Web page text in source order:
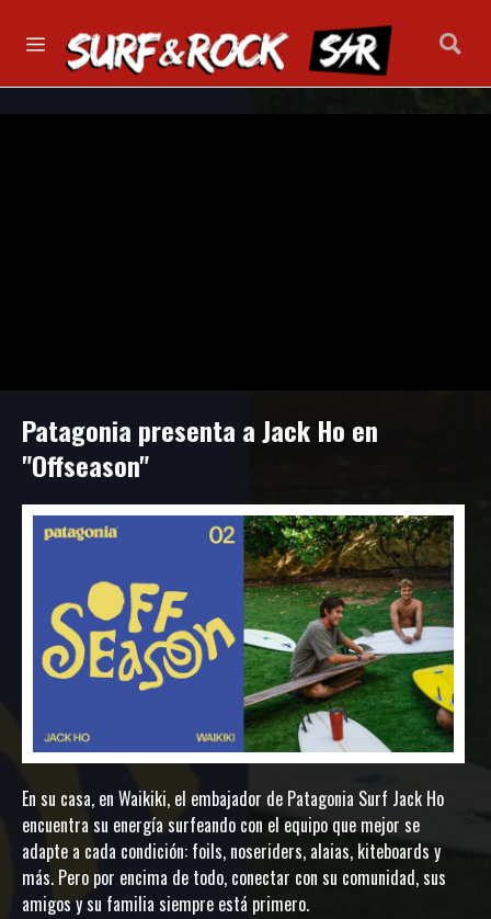
Patagonia presenta a Jack Ho en
"Offseason"
En su casa, en Waikiki, el embajador de Patagonia Surf Jack Ho
encuentra su energía surfeando con el equipo que mejor se
adapte a cada condición: foils, noseriders, alaias, kiteboards y
más. Pero por encima de todo, conectar con su comunidad, sus
amigos y su familia siempre está primero.